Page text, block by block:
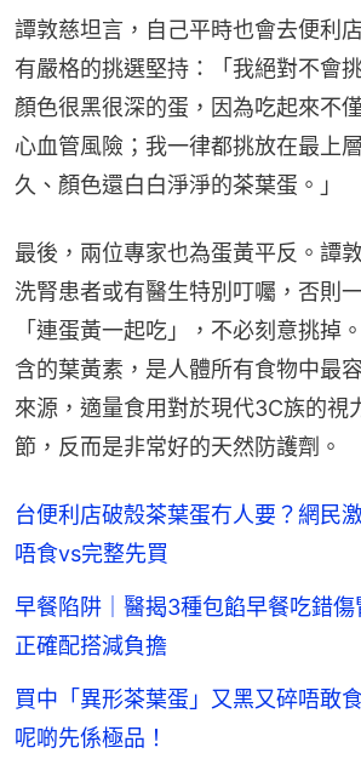
譚敦慈坦言，自己平時也會去便利
有嚴格的挑選堅持：「我絕對不會
顏色很黑很深的蛋，因為吃起來不
心血管風險；我一律都挑放在最上
久、顏色還白白淨淨的茶葉蛋。」
最後，兩位專家也為蛋黃平反。譚
洗腎患者或有醫生特別叮囑，否則
「連蛋黃一起吃」，不必刻意挑掉
含的葉黃素，是人體所有食物中最
來源，適量食用對於現代3C族的視
節，反而是非常好的天然防護劑。
台便利店破殼茶葉蛋冇人要？網民
唔食vs完整先買
早餐陷阱｜醫揭3種包餡早餐吃錯傷
正確配搭減負擔
買中「異形茶葉蛋」又黑又碎唔敢
呢啲先係極品！